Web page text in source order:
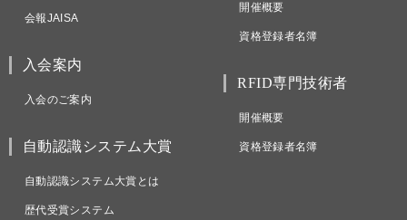
会報JAISA
入会案内
入会のご案内
自動認識システム大賞
自動認識システム大賞とは
歴代受賞システム
開催概要
資格登録者名簿
RFID専門技術者
開催概要
資格登録者名簿